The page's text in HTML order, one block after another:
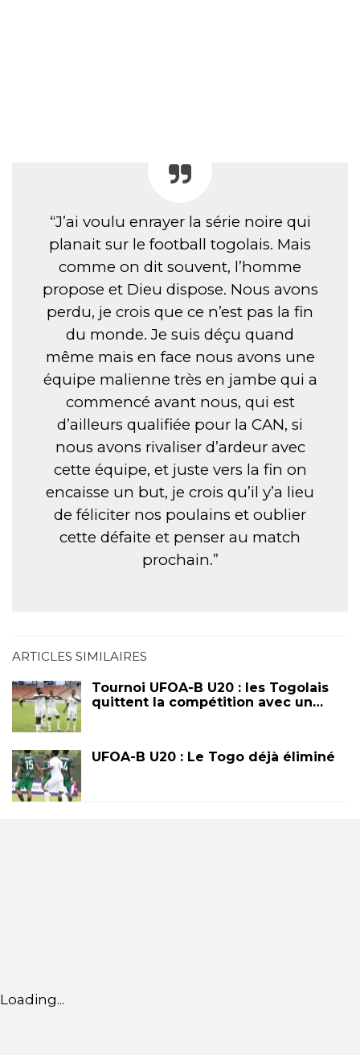
“J’ai voulu enrayer la série noire qui
planait sur le football togolais. Mais
comme on dit souvent, l’homme
propose et Dieu dispose. Nous avons
perdu, je crois que ce n’est pas la fin
du monde. Je suis déçu quand
même mais en face nous avons une
équipe malienne très en jambe qui a
commencé avant nous, qui est
d’ailleurs qualifiée pour la CAN, si
nous avons rivaliser d’ardeur avec
cette équipe, et juste vers la fin on
encaisse un but, je crois qu’il y’a lieu
de féliciter nos poulains et oublier
cette défaite et penser au match
prochain.”
ARTICLES SIMILAIRES
Tournoi UFOA-B U20 : les Togolais
quittent la compétition avec un…
UFOA-B U20 : Le Togo déjà éliminé
Loading...